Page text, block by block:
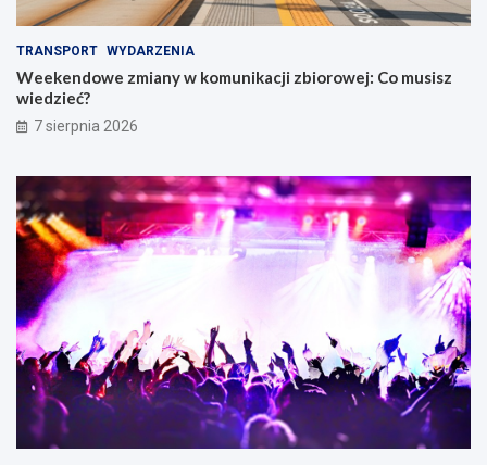
a
i
i
w
W
r
o
a
w
i
u
TRANSPORT WYDARZENIA
Weekendowe zmiany w komunikacji zbiorowej: Co musisz
wiedzieć?
7 sierpnia 2026